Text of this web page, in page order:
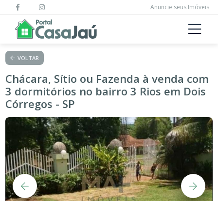
Anuncie seus Imóveis
VOLTAR
Chácara, Sítio ou Fazenda à venda com
3 dormitórios no bairro 3 Rios em Dois
Córregos - SP